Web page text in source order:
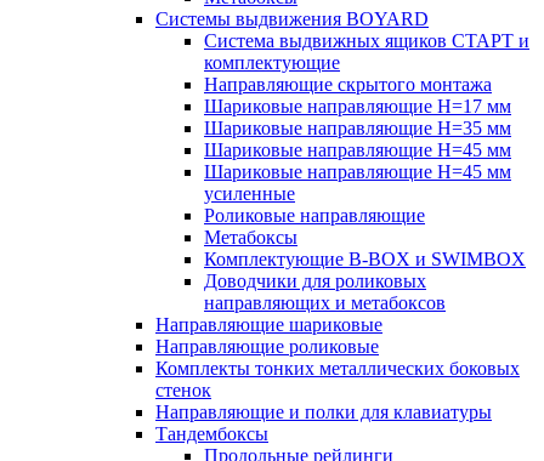
Системы выдвижения BOYARD
Система выдвижных ящиков СТАРТ и
комплектующие
Направляющие скрытого монтажа
Шариковые направляющие H=17 мм
Шариковые направляющие H=35 мм
Шариковые направляющие H=45 мм
Шариковые направляющие H=45 мм
усиленные
Роликовые направляющие
Метабоксы
Комплектующие B-BOX и SWIMBOX
Доводчики для роликовых
направляющих и метабоксов
Направляющие шариковые
Направляющие роликовые
Комплекты тонких металлических боковых
стенок
Направляющие и полки для клавиатуры
Тандембоксы
Продольные рейлинги